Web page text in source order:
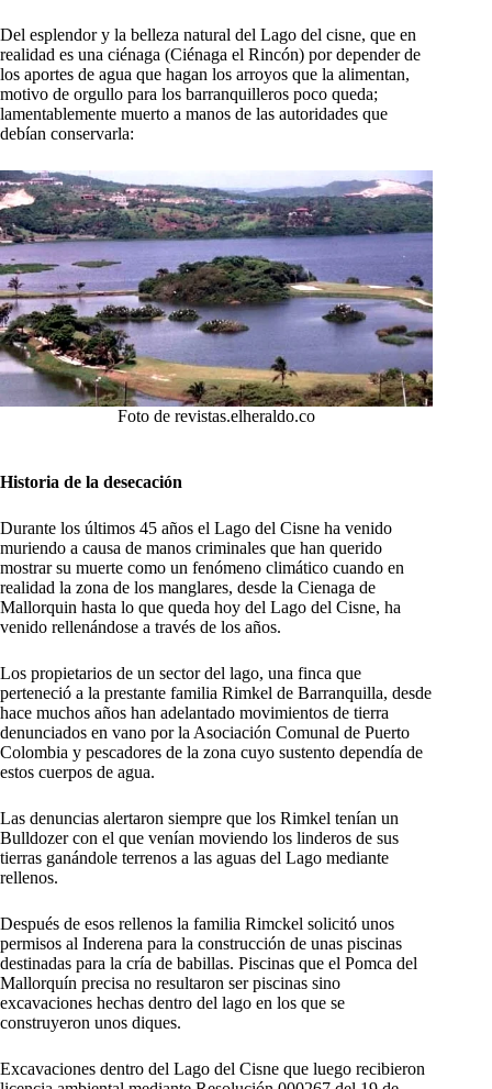
Del esplendor y la belleza natural del Lago del cisne, que en
realidad es una ciénaga (Ciénaga el Rincón) por depender de
los aportes de agua que hagan los arroyos que la alimentan,
motivo de orgullo para los barranquilleros poco queda;
lamentablemente muerto a manos de las autoridades que
debían conservarla:
Foto de revistas.elheraldo.co
Historia de la desecación
Durante los últimos 45 años el Lago del Cisne ha venido
muriendo a causa de manos criminales que han querido
mostrar su muerte como un fenómeno climático cuando en
realidad la zona de los manglares, desde la Cienaga de
Mallorquin hasta lo que queda hoy del Lago del Cisne, ha
venido rellenándose a través de los años.
Los propietarios de un sector del lago, una finca que
perteneció a la prestante familia Rimkel de Barranquilla, desde
hace muchos años han adelantado movimientos de tierra
denunciados en vano por la Asociación Comunal de Puerto
Colombia y pescadores de la zona cuyo sustento dependía de
estos cuerpos de agua.
Las denuncias alertaron siempre que los Rimkel tenían un
Bulldozer con el que venían moviendo los linderos de sus
tierras ganándole terrenos a las aguas del Lago mediante
rellenos.
Después de esos rellenos la familia Rimckel solicitó unos
permisos al Inderena para la construcción de unas piscinas
destinadas para la cría de babillas. Piscinas que el Pomca del
Mallorquín precisa no resultaron ser piscinas sino
excavaciones hechas dentro del lago en los que se
construyeron unos diques.
Excavaciones dentro del Lago del Cisne que luego recibieron